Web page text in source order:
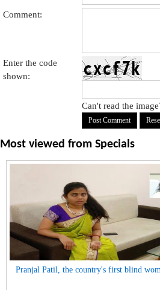
Comment:
Enter the code
shown:
Can't read the
Most viewed from Specials
Pranjal Patil, the country's first blind